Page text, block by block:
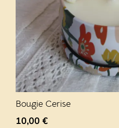
Bougie Cerise
10,00€